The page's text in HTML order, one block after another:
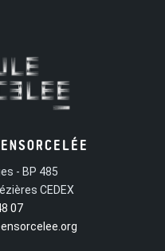
- BP 485
CEDEX
07